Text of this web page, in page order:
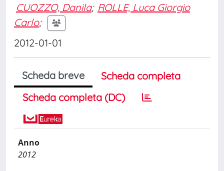
CUOZZO, Danila; ROLLE, Luca Giorgio
Carlo;
2012-01-01
Scheda breve
Scheda completa
Scheda completa (DC)
Anno
2012